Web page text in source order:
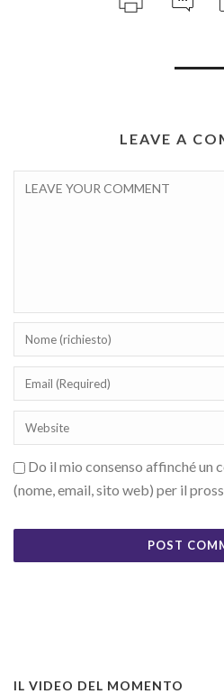
LEAVE A
Do il mio consenso affinché un
(nome, email, sito web) per il
IL VIDEO DEL MOMENTO